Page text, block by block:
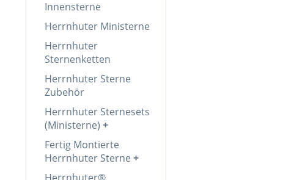
Innensterne
Herrnhuter Ministerne
Herrnhuter
Sternenketten
Herrnhuter Sterne
Zubehör
Herrnhuter Sternesets
(Ministerne)
Fertig Montierte
Herrnhuter Sterne